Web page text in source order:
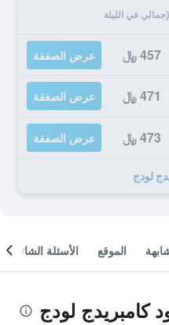
في الليلة
457 ﷼ عرض الصفقة
471 ﷼ عرض الصفقة
473 ﷼ عرض الصفقة
الموقع الأسئلة الشائعة
لودج